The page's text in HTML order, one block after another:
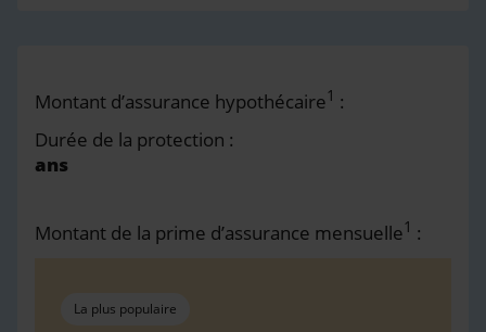
Montant d’assurance hypothécaire1 :
Durée de la protection :
ans
Montant de la prime d’assurance mensuelle1 :
La plus populaire